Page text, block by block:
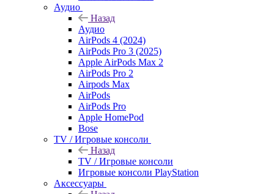
Аудио
Назад
Аудио
AirPods 4 (2024)
AirPods Pro 3 (2025)
Apple AirPods Max 2
AirPods Pro 2
Airpods Max
AirPods
AirPods Pro
Apple HomePod
Bose
TV / Игровые консоли
Назад
TV / Игровые консоли
Игровые консоли PlayStation
Аксессуары